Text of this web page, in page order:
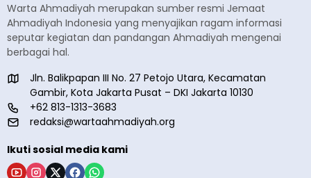
Warta Ahmadiyah merupakan sumber resmi Jemaat
Ahmadiyah Indonesia yang menyajikan ragam informasi
seputar kegiatan dan pandangan Ahmadiyah mengenai
berbagai hal.
Jln. Balikpapan III No. 27 Petojo Utara, Kecamatan
Gambir, Kota Jakarta Pusat – DKI Jakarta 10130
+62 813-1313-3683
redaksi@wartaahmadiyah.org
Ikuti sosial media kami